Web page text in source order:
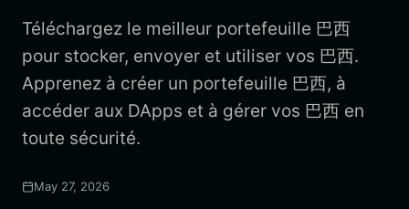
Téléchargez le meilleur portefeuille 巴西
pour stocker, envoyer et utiliser vos 巴西.
Apprenez à créer un portefeuille 巴西, à
accéder aux DApps et à gérer vos 巴西 en
toute sécurité.
May 27, 2026